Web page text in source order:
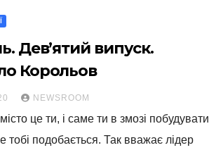
Дев’ятий випуск.
Корольов
NEWSROOM
це ти, і саме ти в змозі побудувати
тобі подобається. Так вважає лідер